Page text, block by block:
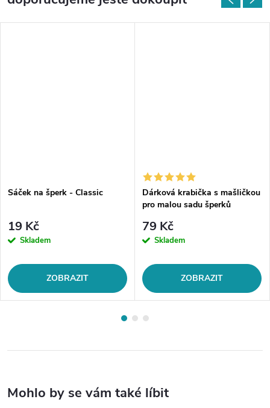
Sáček na šperk - Classic
19 Kč
Skladem
ZOBRAZIT
Dárková krabička s mašličkou
pro malou sadu šperků
79 Kč
Skladem
ZOBRAZIT